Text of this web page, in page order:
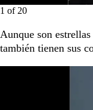
1 of20
Aunque son
también tienen sus